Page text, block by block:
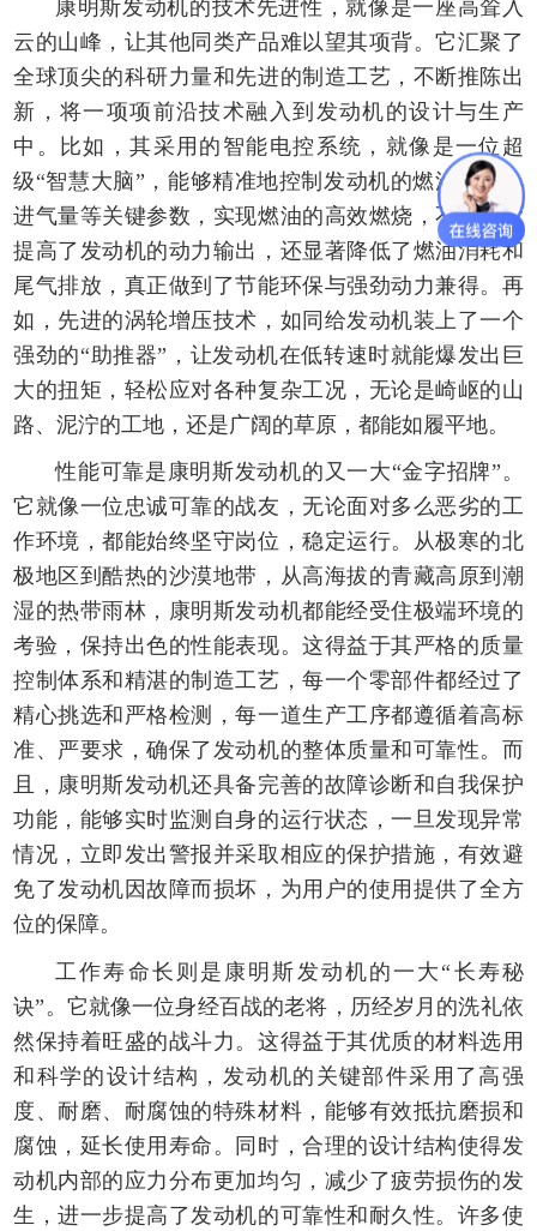
康明斯发动机的技术先进性，就像是一座高耸入
云的山峰，让其他同类产品难以望其项背。它汇聚了
全球顶尖的科研力量和先进的制造工艺，不断推陈出
新，将一项项前沿技术融入到发动机的设计与生产
中。比如，其采用的智能电控系统，就像是一位超
级“智慧大脑”，能够精准地控制发动机的燃油喷射、
进气量等关键参数，实现燃油的高效燃烧，不仅大大
提高了发动机的动力输出，还显著降低了燃油消耗和
尾气排放，真正做到了节能环保与强劲动力兼得。再
如，先进的涡轮增压技术，如同给发动机装上了一个
强劲的“助推器”，让发动机在低转速时就能爆发出巨
大的扭矩，轻松应对各种复杂工况，无论是崎岖的山
路、泥泞的工地，还是广阔的草原，都能如履平地。
性能可靠是康明斯发动机的又一大“金字招牌”。
它就像一位忠诚可靠的战友，无论面对多么恶劣的工
作环境，都能始终坚守岗位，稳定运行。从极寒的北
极地区到酷热的沙漠地带，从高海拔的青藏高原到潮
湿的热带雨林，康明斯发动机都能经受住极端环境的
考验，保持出色的性能表现。这得益于其严格的质量
控制体系和精湛的制造工艺，每一个零部件都经过了
精心挑选和严格检测，每一道生产工序都遵循着高标
准、严要求，确保了发动机的整体质量和可靠性。而
且，康明斯发动机还具备完善的故障诊断和自我保护
功能，能够实时监测自身的运行状态，一旦发现异常
情况，立即发出警报并采取相应的保护措施，有效避
免了发动机因故障而损坏，为用户的使用提供了全方
位的保障。
工作寿命长则是康明斯发动机的一大“长寿秘
诀”。它就像一位身经百战的老将，历经岁月的洗礼依
然保持着旺盛的战斗力。这得益于其优质的材料选用
和科学的设计结构，发动机的关键部件采用了高强
度、耐磨、耐腐蚀的特殊材料，能够有效抵抗磨损和
腐蚀，延长使用寿命。同时，合理的设计结构使得发
动机内部的应力分布更加均匀，减少了疲劳损伤的发
生，进一步提高了发动机的可靠性和耐久性。许多使